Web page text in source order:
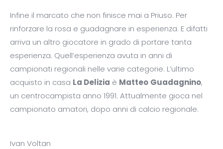
Infine il marcato che non finisce mai a Priuso. Per
rinforzare la rosa e guadagnare in esperienza. E difatti
arriva un altro giocatore in grado di portare tanta
esperienza. Quell’esperienza avuta in anni di
campionati regionali nelle varie categorie. L’ultimo
acquisto in casa La Delizia è Matteo Guadagnino,
un centrocampista anno 1991. Attualmente gioca nel
campionato amatori, dopo anni di calcio regionale.
Ivan Voltan